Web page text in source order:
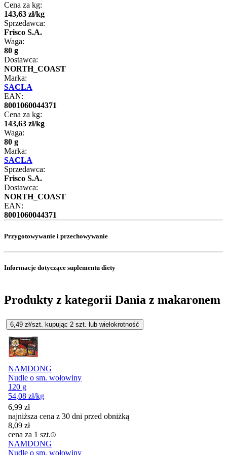
Cena za kg:
143,63 zł/kg
Sprzedawca:
Frisco S.A.
Waga:
80 g
Dostawca:
NORTH_COAST
Marka:
SACLA
EAN:
8001060044371
Cena za kg:
143,63 zł/kg
Waga:
80 g
Marka:
SACLA
Sprzedawca:
Frisco S.A.
Dostawca:
NORTH_COAST
EAN:
8001060044371
Przygotowywanie i przechowywanie
Informacje dotyczące suplementu diety
Produkty z kategorii Dania z makaronem
6,49 zł/szt. kupując 2 szt. lub wielokrotność
NAMDONG
Nudle o sm. wołowiny
120 g
54,08 zł/kg
6,99 zł
najniższa cena z 30 dni przed obniżką
8,09 zł
cena za 1 szt.
NAMDONG
Nudle o sm. wołowiny